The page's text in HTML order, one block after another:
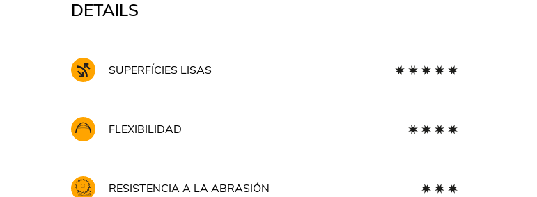
DETAILS
SUPERFÍCIES LISAS
FLEXIBILIDAD
RESISTENCIA A LA ABRASIÓN